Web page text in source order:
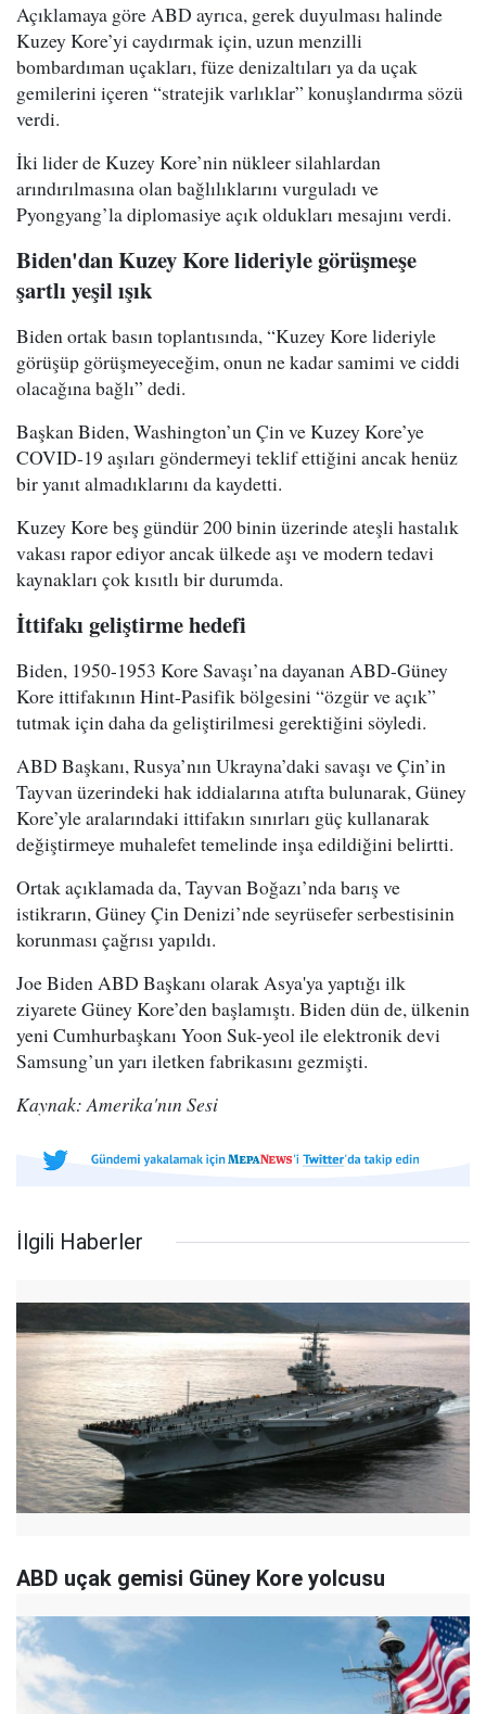
Açıklamaya göre ABD ayrıca, gerek duyulması halinde
Kuzey Kore’yi caydırmak için, uzun menzilli
bombardıman uçakları, füze denizaltıları ya da uçak
gemilerini içeren “stratejik varlıklar” konuşlandırma sözü
verdi.
İki lider de Kuzey Kore’nin nükleer silahlardan
arındırılmasına olan bağlılıklarını vurguladı ve
Pyongyang’la diplomasiye açık oldukları mesajını verdi.
Biden'dan Kuzey Kore lideriyle görüşmeşe
şartlı yeşil ışık
Biden ortak basın toplantısında, “Kuzey Kore lideriyle
görüşüp görüşmeyeceğim, onun ne kadar samimi ve ciddi
olacağına bağlı” dedi.
Başkan Biden, Washington’un Çin ve Kuzey Kore’ye
COVID-19 aşıları göndermeyi teklif ettiğini ancak henüz
bir yanıt almadıklarını da kaydetti.
Kuzey Kore beş gündür 200 binin üzerinde ateşli hastalık
vakası rapor ediyor ancak ülkede aşı ve modern tedavi
kaynakları çok kısıtlı bir durumda.
İttifakı geliştirme hedefi
Biden, 1950-1953 Kore Savaşı’na dayanan ABD-Güney
Kore ittifakının Hint-Pasifik bölgesini “özgür ve açık”
tutmak için daha da geliştirilmesi gerektiğini söyledi.
ABD Başkanı, Rusya’nın Ukrayna’daki savaşı ve Çin’in
Tayvan üzerindeki hak iddialarına atıfta bulunarak, Güney
Kore’yle aralarındaki ittifakın sınırları güç kullanarak
değiştirmeye muhalefet temelinde inşa edildiğini belirtti.
Ortak açıklamada da, Tayvan Boğazı’nda barış ve
istikrarın, Güney Çin Denizi’nde seyrüsefer serbestisinin
korunması çağrısı yapıldı.
Joe Biden ABD Başkanı olarak Asya'ya yaptığı ilk
ziyarete Güney Kore’den başlamıştı. Biden dün de, ülkenin
yeni Cumhurbaşkanı Yoon Suk-yeol ile elektronik devi
Samsung’un yarı iletken fabrikasını gezmişti.
Kaynak: Amerika'nın Sesi
İlgili Haberler
ABD uçak gemisi Güney Kore yolcusu